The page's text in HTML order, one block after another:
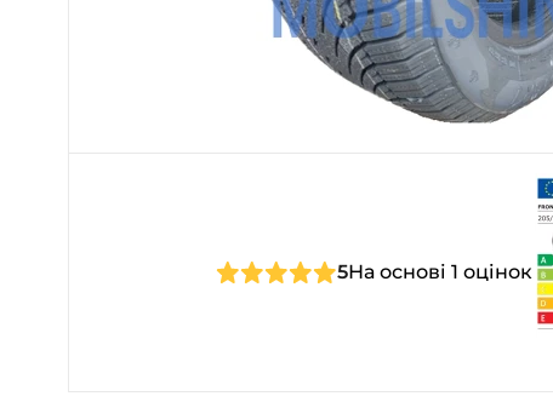
5На основі 1 оцінок